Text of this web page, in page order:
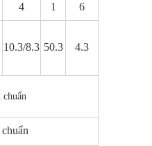
4 1
6
10.3/8.3 50.3 4.3
chuẩn